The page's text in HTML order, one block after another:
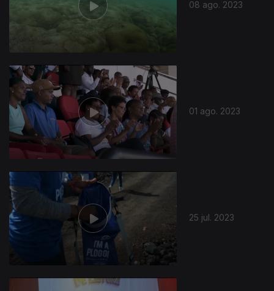
08 ago. 2023
01 ago. 2023
25 jul. 2023